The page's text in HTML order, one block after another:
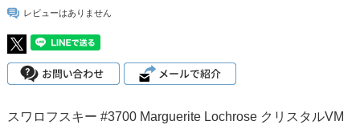
レビューはありません
スワロフスキー #3700 Marguerite Lochrose クリスタルVM